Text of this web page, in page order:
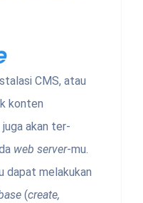
CMS, atau
konten
juga akan ter-
web server-mu.
dapat melakukan
(create,